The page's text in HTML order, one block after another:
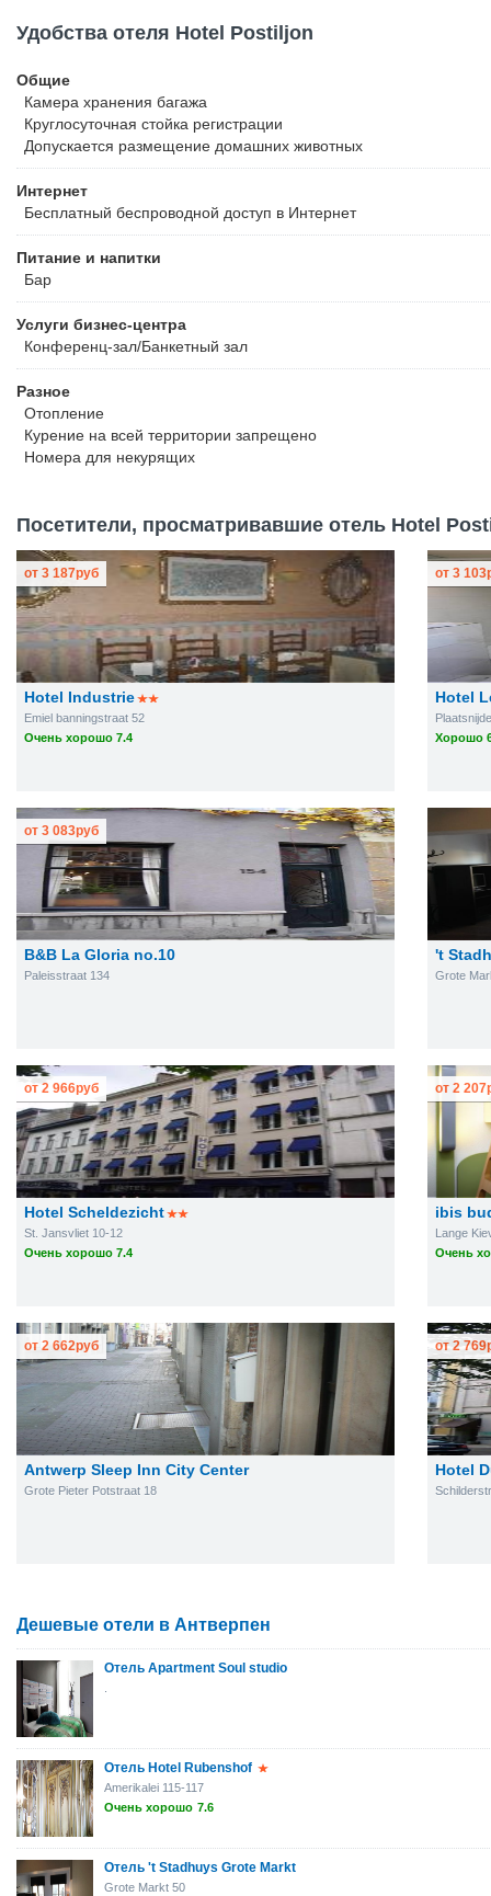
Удобства отеля Hotel Postiljon
Общие
Камера хранения багажа
Круглосуточная стойка регистрации
Допускается размещение домашних животных
Интернет
Бесплатный беспроводной доступ в Интернет
Питание и напитки
Бар
Услуги бизнес-центра
Конференц-зал/Банкетный зал
Разное
Отопление
Курение на всей территории запрещено
Номера для некурящих
Посетители, просматривавшие отель Hotel
Hotel Industrie
Emiel banningstraat 52
Очень хорошо 7.4
от 3 187руб
Hotel
Хорошо
от 3 103
B&B La Gloria no.10
Paleisstraat 134
от 3 083руб
't
Grote
Hotel Scheldezicht
St. Jansvliet 10-12
Очень хорошо 7.4
от 2 966руб
ibis
Lange
Очень
от 2 207
Antwerp Sleep Inn City Center
Grote Pieter Potstraat 18
от 2 662руб
Hotel
от2 769
Дешевые отели в Антверпен
Отель Apartment Soul studio
Отель Hotel Rubenshof
Amerikalei 115-117
Очень хорошо 7.6
Отель 't Stadhuys Grote Markt
Grote Markt 50